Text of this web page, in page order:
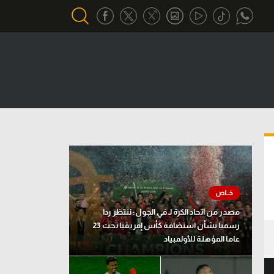
تحقيق في الجول
تقرير في الجول
تحليل في الجول
حكايات في الجول
كويز في الجول
فيديو في الجول
مصدر من اتحاد الكرة لـ في الجول: ننتظر ردا
رسميا بشأن استضافة كأس إفريقيا تحت 23
عاما المؤهلة للأولمبياد